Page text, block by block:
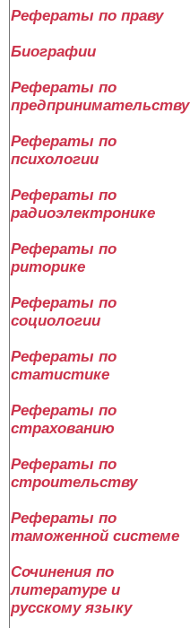
Рефераты по праву
Биографии
Рефераты по
предпринимательству
Рефераты по
психологии
Рефераты по
радиоэлектронике
Рефераты по
риторике
Рефераты по
социологии
Рефераты по
статистике
Рефераты по
страхованию
Рефераты по
строительству
Рефераты по
таможенной системе
Сочинения по
литературе и
русскому языку